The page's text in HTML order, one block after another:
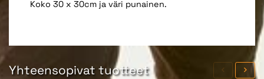
Koko 30 x 30cm ja väri punainen.
Yhteensopivat tuotteet